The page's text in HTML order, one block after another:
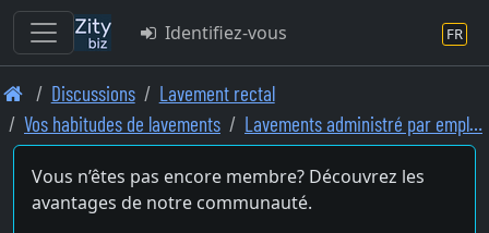
Skip
to
main
content
Identifiez-vous FR
Discussions
Lavement rectal
Vos habitudes de lavements
Lavements administré par empl…
Vous n’êtes pas encore membre? Découvrez les
avantages de notre communauté.